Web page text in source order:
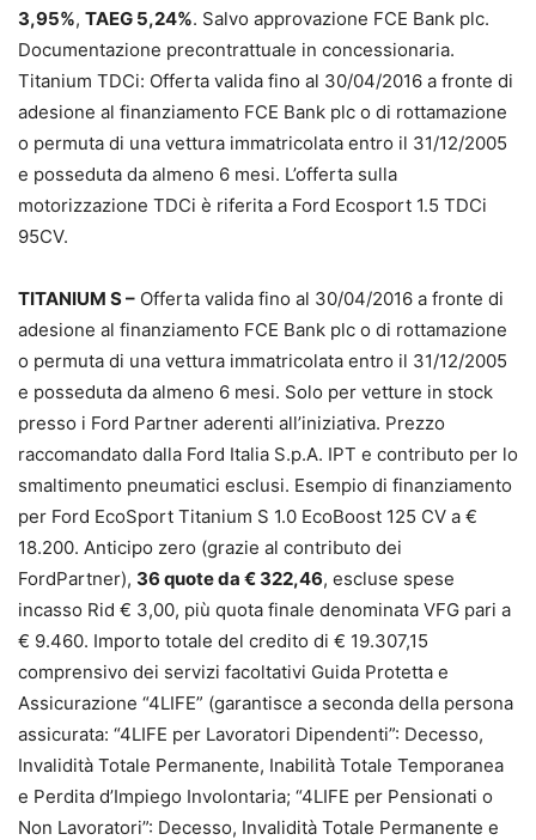
3,95%, TAEG 5,24%. Salvo approvazione FCE Bank plc.
Documentazione precontrattuale in concessionaria.
Titanium TDCi: Offerta valida fino al 30/04/2016 a fronte di
adesione al finanziamento FCE Bank plc o di rottamazione
o permuta di una vettura immatricolata entro il 31/12/2005
e posseduta da almeno 6 mesi. L’offerta sulla
motorizzazione TDCi è riferita a Ford Ecosport 1.5 TDCi
95CV.
TITANIUM S – Offerta valida fino al 30/04/2016 a fronte di
adesione al finanziamento FCE Bank plc o di rottamazione
o permuta di una vettura immatricolata entro il 31/12/2005
e posseduta da almeno 6 mesi. Solo per vetture in stock
presso i Ford Partner aderenti all’iniziativa. Prezzo
raccomandato dalla Ford Italia S.p.A. IPT e contributo per lo
smaltimento pneumatici esclusi. Esempio di finanziamento
per Ford EcoSport Titanium S 1.0 EcoBoost 125 CV a €
18.200. Anticipo zero (grazie al contributo dei
FordPartner), 36 quote da € 322,46, escluse spese
incasso Rid € 3,00, più quota finale denominata VFG pari a
€ 9.460. Importo totale del credito di € 19.307,15
comprensivo dei servizi facoltativi Guida Protetta e
Assicurazione “4LIFE” (garantisce a seconda della persona
assicurata: “4LIFE per Lavoratori Dipendenti”: Decesso,
Invalidità Totale Permanente, Inabilità Totale Temporanea
e Perdita d’Impiego Involontaria; “4LIFE per Pensionati o
Non Lavoratori”: Decesso, Invalidità Totale Permanente e